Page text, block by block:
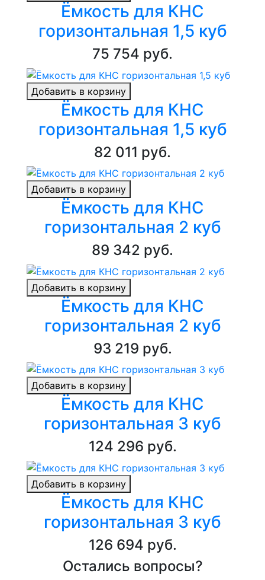
Ёмкость для КНС
горизонтальная 1,5 куб
75 754 руб.
Добавить в корзину
Ёмкость для КНС
горизонтальная 1,5 куб
82 011 руб.
Добавить в корзину
Ёмкость для КНС
горизонтальная 2 куб
89 342 руб.
Добавить в корзину
Ёмкость для КНС
горизонтальная 2 куб
93 219 руб.
Добавить в корзину
Ёмкость для КНС
горизонтальная 3 куб
124 296 руб.
Добавить в корзину
Ёмкость для КНС
горизонтальная 3 куб
126 694 руб.
Остались вопросы?